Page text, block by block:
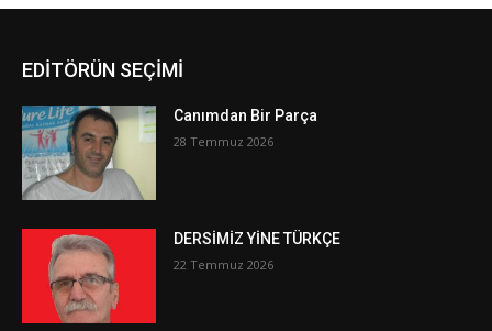
EDİTÖRÜN SEÇİMİ
Canımdan Bir Parça
28 Temmuz 2026
DERSİMİZ YİNE TÜRKÇE
22 Temmuz 2026